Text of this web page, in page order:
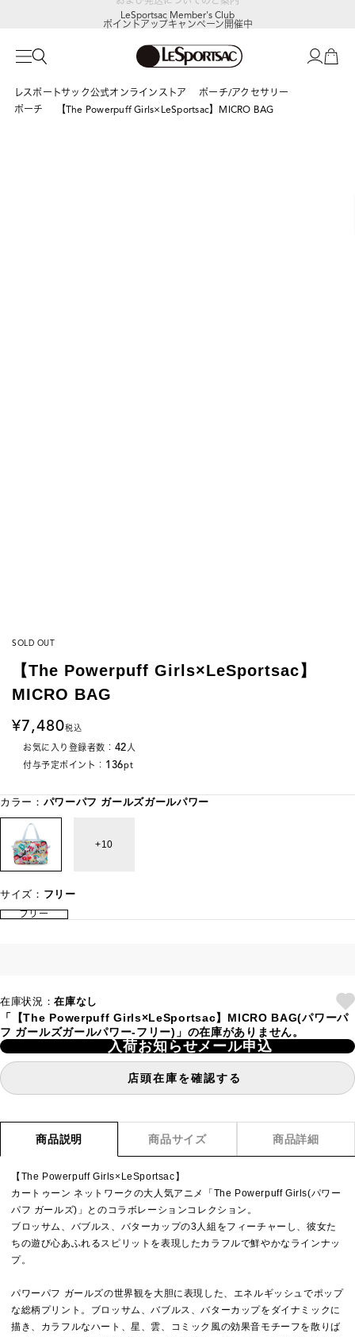
LeSportsac Member's Club
ポイントアップキャンペーン開催中
レスポートサック公式オンラインストア
ポーチ/アクセサリー
ポーチ
【The Powerpuff Girls×LeSportsac】MICRO BAG
SOLD OUT
【The Powerpuff Girls×LeSportsac】
MICRO BAG
7,480税込
お気に入り登録者数： 42人
付与予定ポイント： 136pt
カラー： パワーパフ ガールズガールパワー
10
サイズ： フリー
フリー
在庫状況：在庫なし
「【The Powerpuff Girls×LeSportsac】MICRO BAG(パワーパ
フ ガールズガールパワー-フリー)」の在庫がありません。
入荷お知らせメール申込
店頭在庫を確認する
商品説明 商品サイズ 商品詳細
【The Powerpuff Girls×LeSportsac】
カートゥーン ネットワークの大人気アニメ「The Powerpuff Girls(パワー
パフ ガールズ)」とのコラボレーションコレクション。
ブロッサム、バブルス、バターカップの3人組をフィーチャーし、彼女た
ちの遊び心あふれるスピリットを表現したカラフルで鮮やかなラインナッ
プ。
パワーパフ ガールズの世界観を大胆に表現した、エネルギッシュでポップ
な総柄プリント。ブロッサム、バブルス、バターカップをダイナミックに
描き、カラフルなハート、星、雲、コミック風の効果音モチーフを散りば